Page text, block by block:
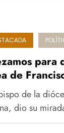
para
de
de la
dio su